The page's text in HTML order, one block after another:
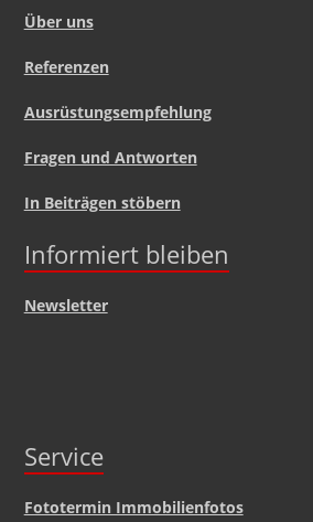
Über uns
Referenzen
Ausrüstungsempfehlung
Fragen und Antworten
In Beiträgen stöbern
Informiert bleiben
Newsletter
Service
Fototermin Immobilienfotos